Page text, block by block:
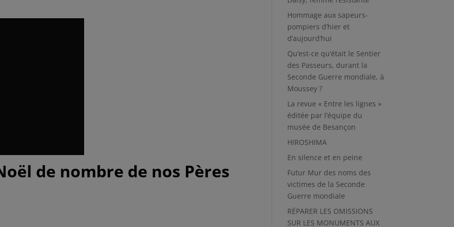
de nombre de nos Pères
Hommage aux sapeurs-
pompiers d’hier et
d’aujourd’hui
Qu’est-ce qu’était le Sentier
des Passeurs, durant la
Seconde Guerre mondiale, à
Moussey ?
La revue « Entre les lignes »
éditée par l’équipe du
musée de Besançon
HIROSHIMA
En silence et en peine
Futur Mur des noms des
victimes de la Seconde
Guerre mondiale
RÉPARER LES OMISSIONS
SUR LES MONUMENTS AUX